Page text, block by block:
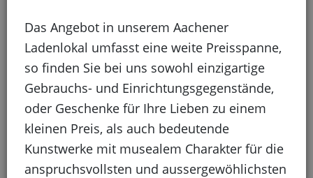
Das Angebot in unserem Aachener
Ladenlokal umfasst eine weite Preisspanne,
so finden Sie bei uns sowohl einzigartige
Gebrauchs- und Einrichtungsgegenstände,
oder Geschenke für Ihre Lieben zu einem
kleinen Preis, als auch bedeutende
Kunstwerke mit musealem Charakter für die
anspruchsvollsten und aussergewöhlichsten